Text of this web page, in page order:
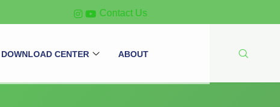
Contact Us
DOWNLOAD CENTER ABOUT